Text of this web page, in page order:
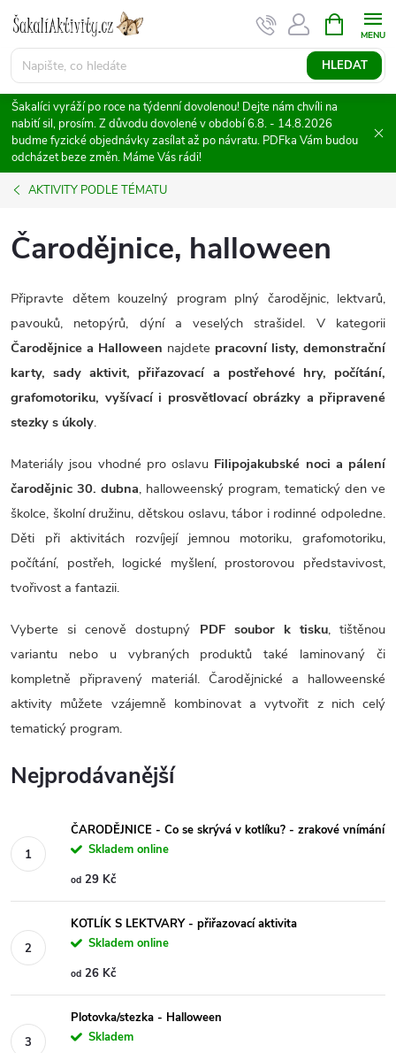
Přejít
obsah
HLEDAT
NÁKUPNÍ
KOŠÍK
Šakalíci vyráží po roce na týdenní dovolenou! Dejte nám chvíli na
nabití sil, prosím. Z důvodu dovolené v období 6.8. - 14.8.2026
budme fyzické objednávky zasílat až po návratu. PDFka Vám budou
odcházet beze změn. Máme Vás rádi!
AKTIVITY PODLE TÉMATU
Čarodějnice, halloween
Připravte dětem kouzelný program plný čarodějnic, lektvarů,
pavouků, netopýrů, dýní a veselých strašidel. V kategorii
Čarodějnice a Halloween najdete pracovní listy, demonstrační
karty, sady aktivit, přiřazovací a postřehové hry, počítání,
grafomotoriku, vyšívací i prosvětlovací obrázky a připravené
stezky s úkoly.
Materiály jsou vhodné pro oslavu Filipojakubské noci a pálení
čarodějnic 30. dubna, halloweenský program, tematický den ve
školce, školní družinu, dětskou oslavu, tábor i rodinné odpoledne.
Děti při aktivitách rozvíjejí jemnou motoriku, grafomotoriku,
počítání, postřeh, logické myšlení, prostorovou představivost,
tvořivost a fantazii.
Vyberte si cenově dostupný PDF soubor k tisku, tištěnou
variantu nebo u vybraných produktů také laminovaný či
kompletně připravený materiál. Čarodějnické a halloweenské
aktivity můžete vzájemně kombinovat a vytvořit z nich celý
tematický program.
Nejprodávanější
ČARODĚJNICE - Co se skrývá v kotlíku? - zrakové vnímání
Skladem online
od 29 Kč
KOTLÍK S LEKTVARY - přiřazovací aktivita
Skladem online
od 26 Kč
Plotovka/stezka - Halloween
Skladem